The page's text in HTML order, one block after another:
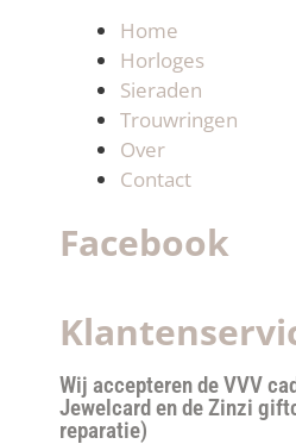
Home
Horloges
Sieraden
Trouwringen
Over
Contact
Facebook
Wij accepteren de VVV
Jewelcard en de Zinzi
reparatie)